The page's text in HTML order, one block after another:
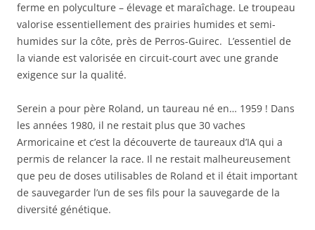
ferme en polyculture – élevage et maraîchage. Le troupeau
valorise essentiellement des prairies humides et semi-
humides sur la côte, près de Perros-Guirec. L’essentiel de
la viande est valorisée en circuit-court avec une grande
exigence sur la qualité.
Serein a pour père Roland, un taureau né en… 1959 ! Dans
les années 1980, il ne restait plus que 30 vaches
Armoricaine et c’est la découverte de taureaux d’IA qui a
permis de relancer la race. Il ne restait malheureusement
que peu de doses utilisables de Roland et il était important
de sauvegarder l’un de ses fils pour la sauvegarde de la
diversité génétique.